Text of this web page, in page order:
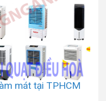
mát tại TPHCM